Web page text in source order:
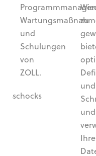
und
Schulungen
von
ZOLL.
zu
und
und
Ihre